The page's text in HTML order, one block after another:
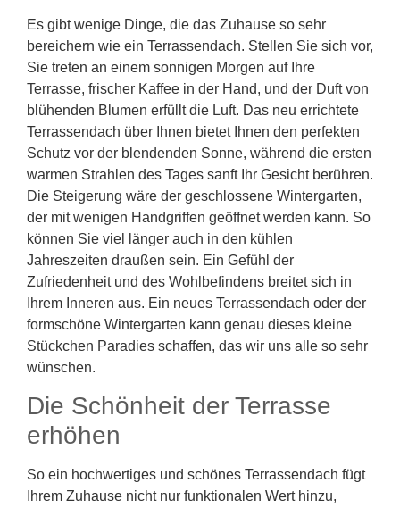
Es gibt wenige Dinge, die das Zuhause so sehr
bereichern wie ein Terrassendach. Stellen Sie sich vor,
Sie treten an einem sonnigen Morgen auf Ihre
Terrasse, frischer Kaffee in der Hand, und der Duft von
blühenden Blumen erfüllt die Luft. Das neu errichtete
Terrassendach über Ihnen bietet Ihnen den perfekten
Schutz vor der blendenden Sonne, während die ersten
warmen Strahlen des Tages sanft Ihr Gesicht berühren.
Die Steigerung wäre der geschlossene Wintergarten,
der mit wenigen Handgriffen geöffnet werden kann. So
können Sie viel länger auch in den kühlen
Jahreszeiten draußen sein. Ein Gefühl der
Zufriedenheit und des Wohlbefindens breitet sich in
Ihrem Inneren aus. Ein neues Terrassendach oder der
formschöne Wintergarten kann genau dieses kleine
Stückchen Paradies schaffen, das wir uns alle so sehr
wünschen.
Die Schönheit der Terrasse
erhöhen
So ein hochwertiges und schönes Terrassendach fügt
Ihrem Zuhause nicht nur funktionalen Wert hinzu,